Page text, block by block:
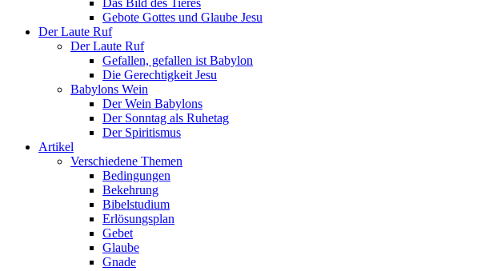
Das Bild des Tieres
Gebote Gottes und Glaube Jesu
Der Laute Ruf
Der Laute Ruf
Gefallen, gefallen ist Babylon
Die Gerechtigkeit Jesu
Babylons Wein
Der Wein Babylons
Der Sonntag als Ruhetag
Der Spiritismus
Artikel
Verschiedene Themen
Bedingungen
Bekehrung
Bibelstudium
Erlösungsplan
Gebet
Glaube
Gnade